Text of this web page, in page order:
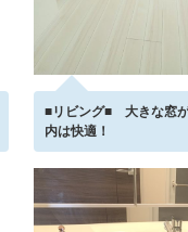
■リビング■ 大きな窓
内は快適！